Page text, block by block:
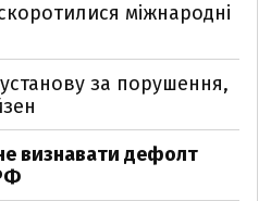
міжнародні
за порушення,
визнавати дефолт